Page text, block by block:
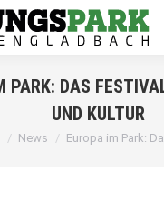
PARK: DAS
UND KULTUR
sich hier:
News Europa im Park: